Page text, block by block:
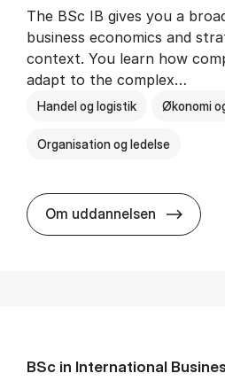
The BSc IB gives you a
business economics and
context. You learn how
adapt to the complex…
Handel og logistik Økonomi
Organisation og ledelse
Om uddannelsen BSc
BSc in In­ter­na­tion­al